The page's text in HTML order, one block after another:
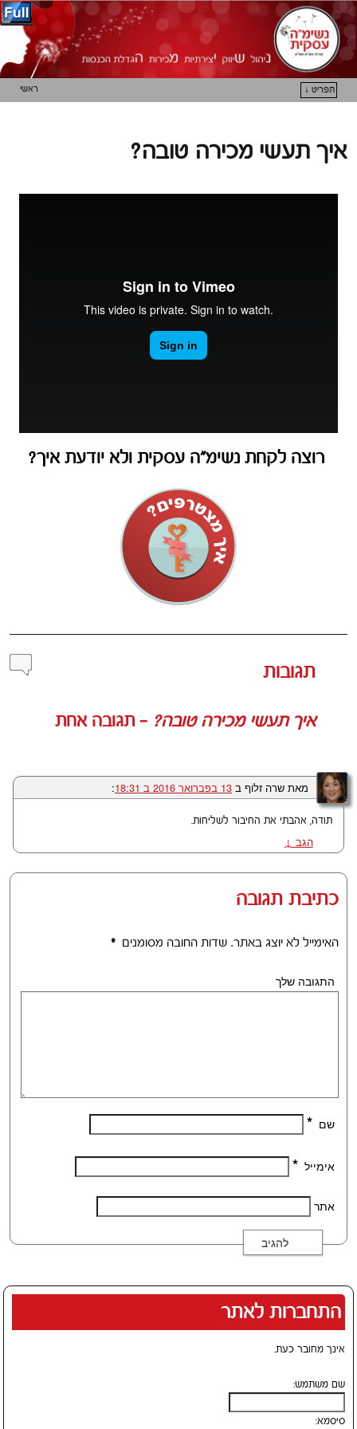
ראשי
תפריט ↓
איך תעשי מכירה טובה?
רוצה לקחת נשימ”ה עסקית ולא יודעת איך?
תגובות
איך תעשי מכירה טובה? — תגובה אחת
מאת שרה זלוף ב 13 בפברואר 2016 ב 18:31 :‏
תודה, אהבתי את החיבור לשליחות.
הגב ↓
כתיבת תגובה
האימייל לא יוצג באתר. שדות החובה מסומנים *
התגובה שלך
שם *
אימייל *
אתר
התחברות לאתר
אינך מחובר כעת.
שם משתמש:
סיסמא: